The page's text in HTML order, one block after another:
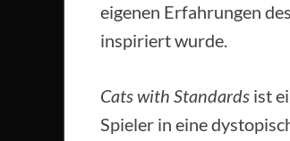
eigenen Erfahrungen
inspiriert wurde.
Cats with Standards ist
Spieler in eine